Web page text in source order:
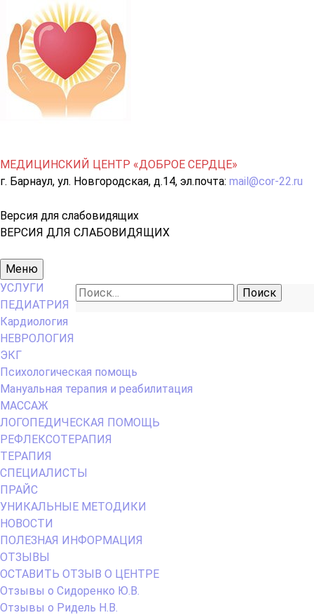
МЕДИЦИНСКИЙ ЦЕНТР «ДОБРОЕ СЕРДЦЕ»
г. Барнаул, ул. Новгородская, д.14, эл.почта: mail@cor-22.ru
Версия для слабовидящих
ВЕРСИЯ ДЛЯ СЛАБОВИДЯЩИХ
Основное
меню
Меню
Найти:
УСЛУГИ
ПЕДИАТРИЯ
Кардиология
НЕВРОЛОГИЯ
ЭКГ
Психологическая помощь
Мануальная терапия и реабилитация
МАССАЖ
ЛОГОПЕДИЧЕСКАЯ ПОМОЩЬ
РЕФЛЕКСОТЕРАПИЯ
ТЕРАПИЯ
СПЕЦИАЛИСТЫ
ПРАЙС
УНИКАЛЬНЫЕ МЕТОДИКИ
НОВОСТИ
ПОЛЕЗНАЯ ИНФОРМАЦИЯ
ОТЗЫВЫ
ОСТАВИТЬ ОТЗЫВ О ЦЕНТРЕ
Отзывы о Сидоренко Ю.В.
Отзывы о Ридель Н.В.